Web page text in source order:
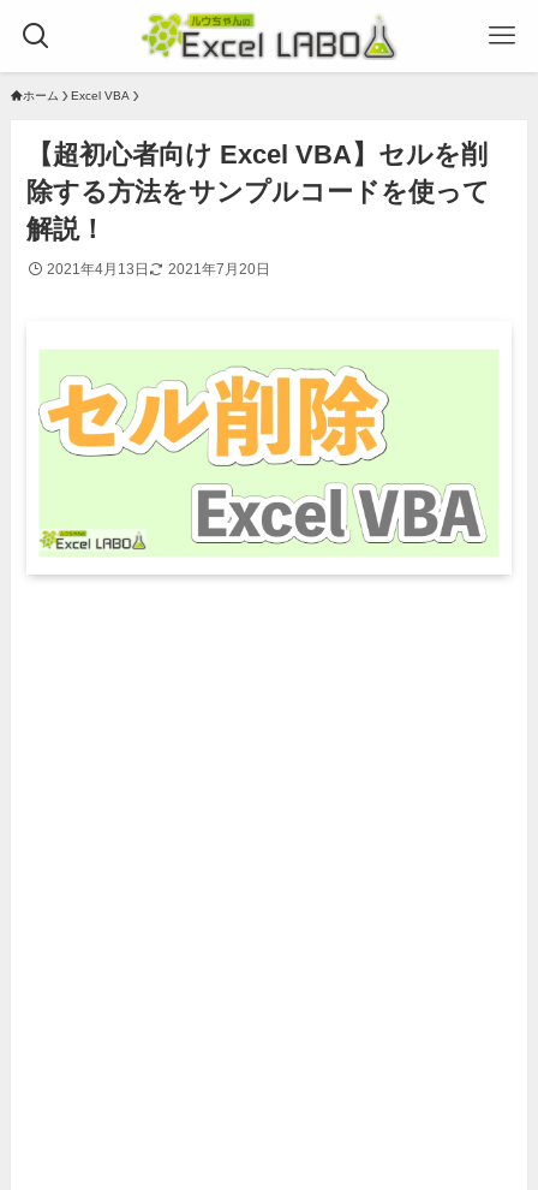
ホーム Excel VBA
【超初心者向け Excel VBA】セルを削
除する方法をサンプルコードを使って
解説！
2021年4月13日 2021年7月20日